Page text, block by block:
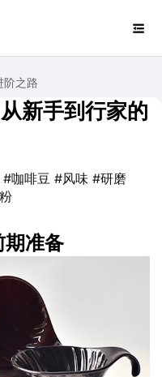
阶之路
新手到行家的
#咖啡豆 #风味 #研磨
期准备